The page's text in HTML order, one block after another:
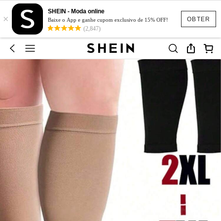
OBTER
×
SHEIN - Moda online
Baixe o App e ganhe cupom exclusivo de 15% OFF!
(2,847)